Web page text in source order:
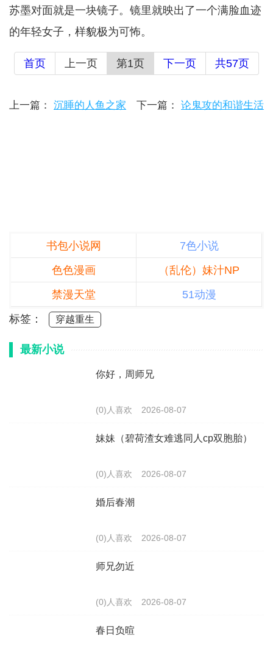
苏墨对面就是一块镜子。镜里就映出了一个满脸血迹
的年轻女子，样貌极为可怖。
首页 上一页 第1页 下一页 共57页
上一篇： 沉睡的人鱼之家 下一篇： 论鬼攻的和谐生活
书包小说网
7色小说
色色漫画
（乱伦）妹汁NP
禁漫天堂
51动漫
标签：
穿越重生
最新小说
你好，周师兄
(0)人喜欢 2026-08-07
妹妹（碧荷渣女难逃同人cp双胞胎）
(0)人喜欢 2026-08-07
婚后春潮
(0)人喜欢 2026-08-07
师兄勿近
(0)人喜欢 2026-08-07
春日负暄